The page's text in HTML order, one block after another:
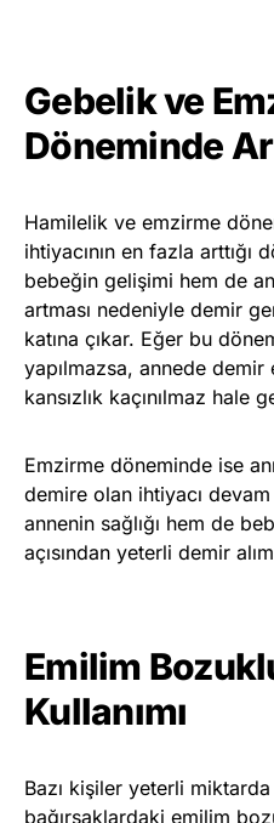
Gebelik ve
Döneminde
Hamilelik ve emzirme
ihtiyacının en fazla arttığı
bebeğin gelişimi hem de
artması nedeniyle demir
katına çıkar. Eğer bu
yapılmazsa, annede
kansızlık kaçınılmaz hale
Emzirme döneminde ise
demire olan ihtiyacı
annenin sağlığı hem de
açısından yeterli demir
Emilim
Kullanımı
Bazı kişiler yeterli
bağırsaklardaki emilim